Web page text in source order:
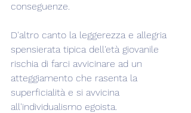
conseguenze.
D'altro canto la leggerezza e allegria
spensierata tipica dell'età giovanile
rischia di farci avvicinare ad un
atteggiamento che rasenta la
superficialità e si avvicina
all'individualismo egoista.